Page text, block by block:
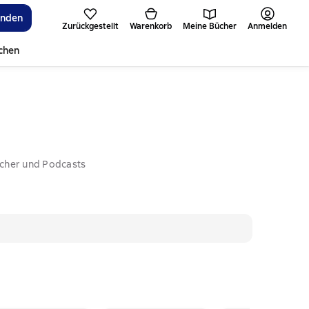
Zurückgestellt Warenkorb Meine Bücher Anmelden
und Podcasts